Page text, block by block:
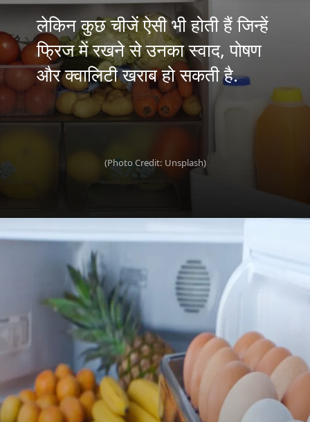
(Photo Credit: Unsplash)
लेकिन कुछ चीजें ऐसी भी होती हैं जिन्हें
फ्रिज में रखने से उनका स्वाद, पोषण
और क्वालिटी खराब हो सकती है.